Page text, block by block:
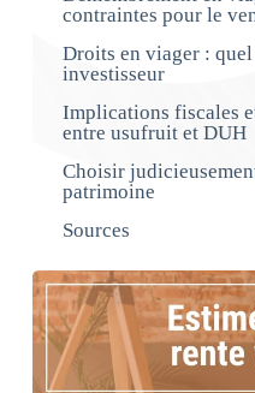
contraintes pour le
Droits en viager :
investisseur
Implications fiscales
entre usufruit et DUH
Choisir
patrimoine
Sources